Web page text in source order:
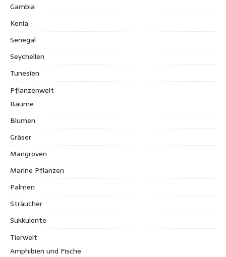
Gambia
Kenia
Senegal
Seychellen
Tunesien
Pflanzenwelt
Bäume
Blumen
Gräser
Mangroven
Marine Pflanzen
Palmen
Sträucher
Sukkulente
Tierwelt
Amphibien und Fische